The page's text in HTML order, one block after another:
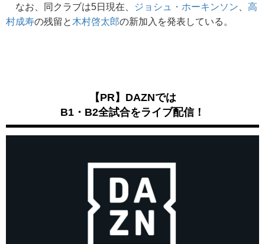
なお、同クラブは5日現在、 ジョシュ・ホーキンソン
高
村成寿の残留と 木村啓太郎の新加入を発表している。
【PR】DAZNでは
B1・B2全試合をライブ配信！